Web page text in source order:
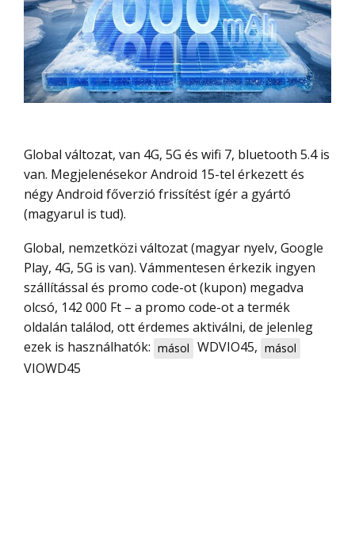
Global változat, van 4G, 5G és wifi 7, bluetooth 5.4 is
van. Megjelenésekor Android 15-tel érkezett és
négy Android főverzió frissítést ígér a gyártó
(magyarul is tud).
Global, nemzetközi változat (magyar nyelv, Google
Play, 4G, 5G is van). Vámmentesen érkezik ingyen
szállítással és promo code-ot (kupon) megadva
olcsó, 142 000 Ft – a promo code-ot a termék
oldalán találod, ott érdemes aktiválni, de jelenleg
ezek is használhatók: másol WDVIO45, másol
VIOWD45